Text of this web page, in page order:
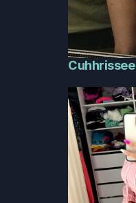
Cuhhrissee